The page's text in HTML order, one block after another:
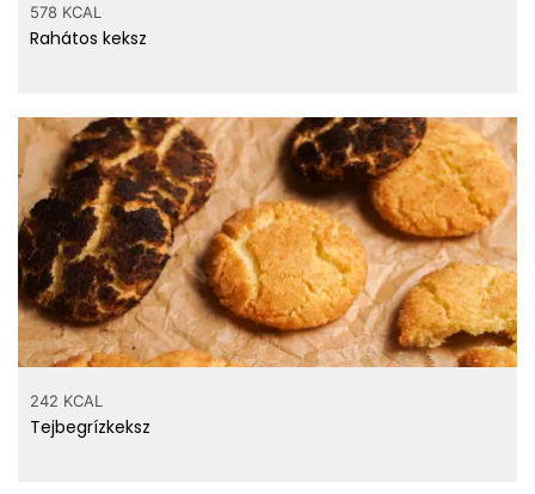
578 KCAL
Rahátos keksz
242 KCAL
Tejbegrízkeksz